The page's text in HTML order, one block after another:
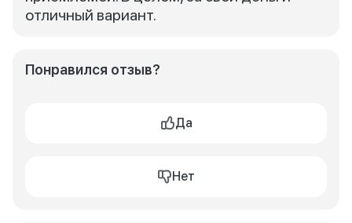
отличный вариант.
Понравился отзыв?
Да
Нет